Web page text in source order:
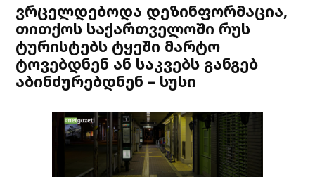
ვრცელდებოდა დეზინფორმაცია,
თითქოს საქართველოში რუს
ტურისტებს ტყეში მარტო
ტოვებდნენ ან საკვებს განგებ
აბინძურებდნენ – სუსი